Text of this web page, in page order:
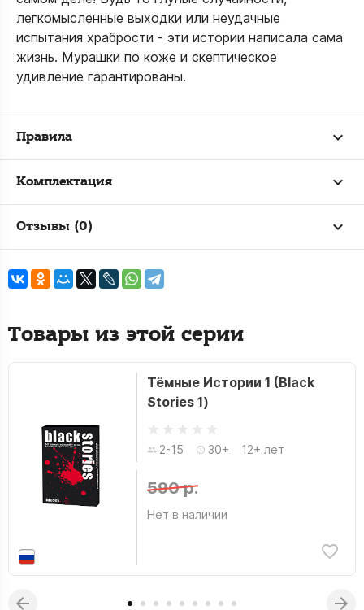
легкомысленные выходки или неудачные
испытания храбрости - эти истории написала сама
жизнь. Мурашки по коже и скептическое
удивление гарантированы.
Правила
Комплектация
Отзывы (0)
Товары из этой серии
Тёмные Истории 1 (Black
Stories 1)
2-15 30+ 12+ лет
590 р.
Нет в наличии